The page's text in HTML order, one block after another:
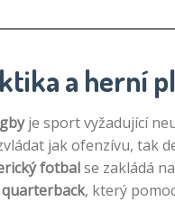
a herní
je sport vyžadující
jak ofenzívu, tak
fotbalse zakládá
quarterback, který